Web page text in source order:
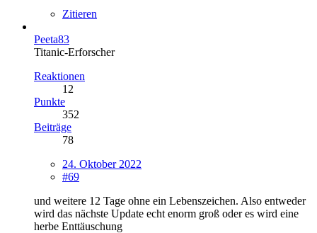
Zitieren
Peeta83
Titanic-Erforscher
Reaktionen
12
Punkte
352
Beiträge
78
24. Oktober 2022
#69
und weitere 12 Tage ohne ein Lebenszeichen. Also entweder
wird das nächste Update echt enorm groß oder es wird eine
herbe Enttäuschung